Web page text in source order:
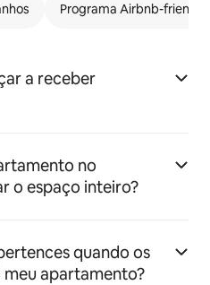
Programa Airbnb-friendly
a receber
no
o espaço inteiro?
quando os
meu apartamento?